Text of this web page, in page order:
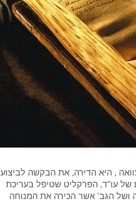
פי הצוואה , היא הדירה, את הבקשה לביצוע
של עו"ד, הפרקליט שטיפל בעריכת
ושל הגב' אשר הכירה את המנוחה